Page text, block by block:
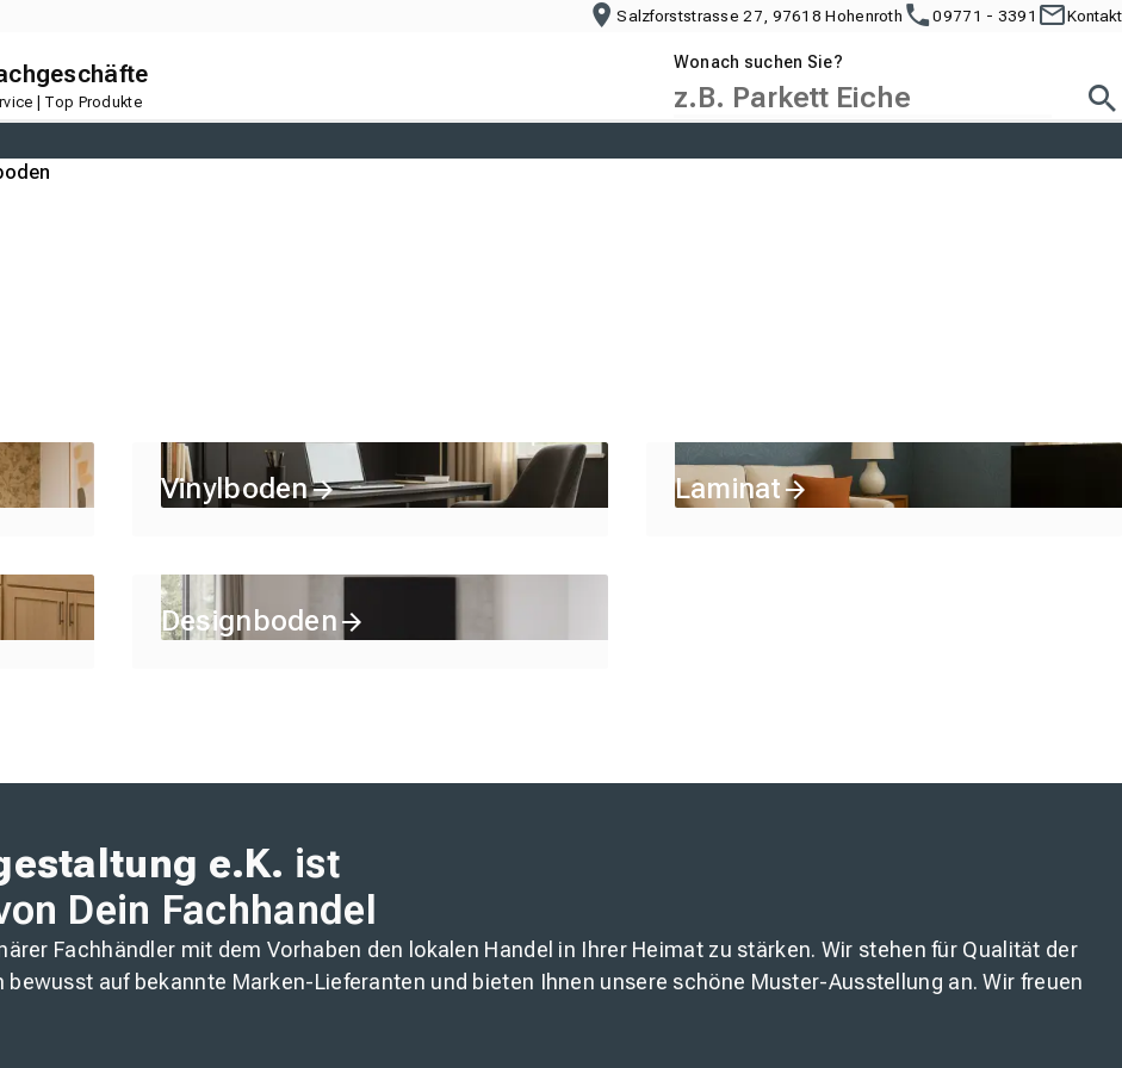
Salzforststrasse 27, 97618 Hohenroth 09771 - 3391 Kontakt
| Top Produkte
Wonach suchen Sie?
Vinylboden Laminat
Designboden
e.K. ist
Dein Fachhandel
Fachhändler mit dem Vorhaben den lokalen Handel in Ihrer Heimat zu stärken. Wir stehen für Qualität der
bewusst auf bekannte Marken-Lieferanten und bieten Ihnen unsere schöne Muster-Ausstellung an. Wir freuen